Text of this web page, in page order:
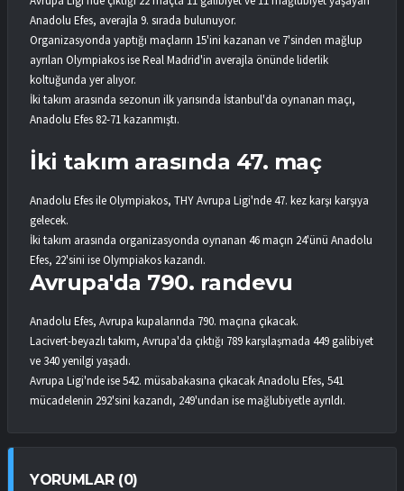
Anadolu Efes, averajla 9. sırada bulunuyor.
Organizasyonda yaptığı maçların 15'ini kazanan ve 7'sinden mağlup
ayrılan Olympiakos ise Real Madrid'in averajla önünde liderlik
koltuğunda yer alıyor.
İki takım arasında sezonun ilk yarısında İstanbul'da oynanan maçı,
Anadolu Efes 82-71 kazanmıştı.
İki takım arasında 47. maç​​​​​​
Anadolu Efes ile Olympiakos, THY Avrupa Ligi'nde 47. kez karşı karşıya
gelecek.
İki takım arasında organizasyonda oynanan 46 maçın 24'ünü Anadolu
Efes, 22'sini ise Olympiakos kazandı.
Avrupa'da 790. randevu
Anadolu Efes, Avrupa kupalarında 790. maçına çıkacak.
Lacivert-beyazlı takım, Avrupa'da çıktığı 789 karşılaşmada 449 galibiyet
ve 340 yenilgi yaşadı.
Avrupa Ligi'nde ise 542. müsabakasına çıkacak Anadolu Efes, 541
mücadelenin 292'sini kazandı, 249'undan ise mağlubiyetle ayrıldı.
YORUMLAR (0)